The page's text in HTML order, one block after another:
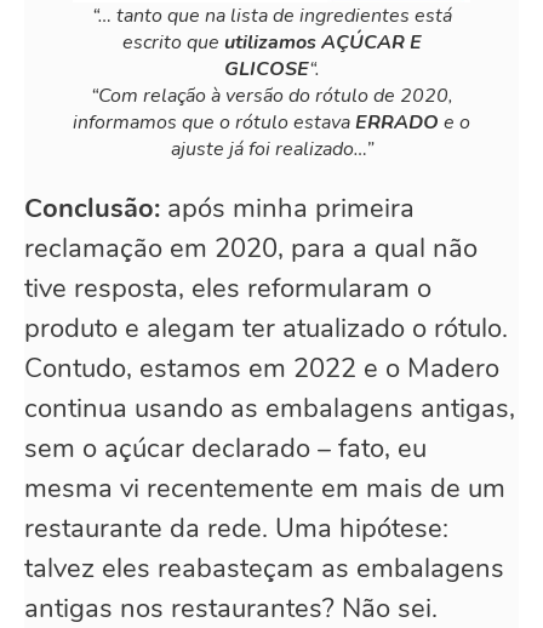
“… tanto que na lista de ingredientes está
escrito que utilizamos AÇÚCAR E
GLICOSE“.
“Com relação à versão do rótulo de 2020,
informamos que o rótulo estavaERRADO e o
ajuste já foi realizado…”
Conclusão: após minha primeira
reclamação em 2020, para a qual não
tive resposta, eles reformularam o
produto e alegam ter atualizado o rótulo.
Contudo, estamos em 2022 e o Madero
continua usando as embalagens antigas,
sem o açúcar declarado – fato, eu
mesma vi recentemente em mais de um
restaurante da rede. Uma hipótese:
talvez eles reabasteçam as embalagens
antigas nos restaurantes? Não sei.